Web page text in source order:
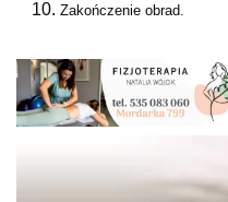
Zakończenie obrad.